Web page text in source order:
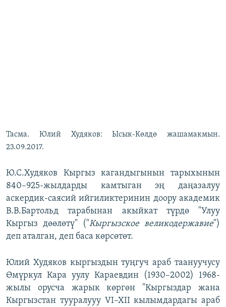
Тасма. Юлий Худяков: Ысык-Көлдө жашамакмын.
23.09.2017.
Ю.С.Худяков Кыргыз кагандыгынын тарыхынын
840–925-жылдарды камтыган эң даңазалуу
аскердик-саясий ийгиликтеринин доору академик
В.В.Бартольд тарабынан акыйкат түрдө "Улуу
Кыргыз дөөлөтү" ("Кыргызское великодержавие")
деп аталган, деп баса көрсөтөт.
Юлий Худяков кыргыздын туңгуч араб таануучусу
Өмүркул Кара уулу Караевдин (1930–2002) 1968-
жылы орусча жарык көргөн "Кыргыздар жана
Кыргызстан тууралууу VI–XII кылымдардагы араб